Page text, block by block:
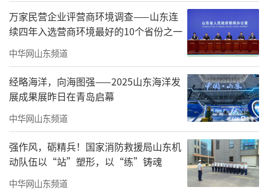
万家民营企业评营商环境调查——山东连
续四年入选营商环境最好的10个省份之一
中华网山东频道
经略海洋，向海图强——2025山东海洋发
展成果展昨日在青岛启幕
中华网山东频道
强作风，砺精兵！国家消防救援局山东机
动队伍以“站”塑形，以“练”铸魂
中华网山东频道